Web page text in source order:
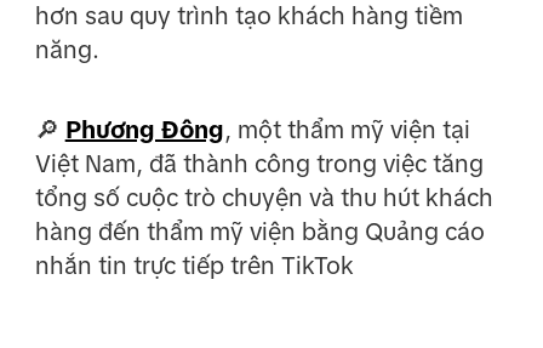
hơn sau quy trình tạo khách hàng tiềm
năng.
🔎 Phương Đông, một thẩm mỹ viện tại
Việt Nam, đã thành công trong việc tăng
tổng số cuộc trò chuyện và thu hút khách
hàng đến thẩm mỹ viện bằng Quảng cáo
nhắn tin trực tiếp trên TikTok